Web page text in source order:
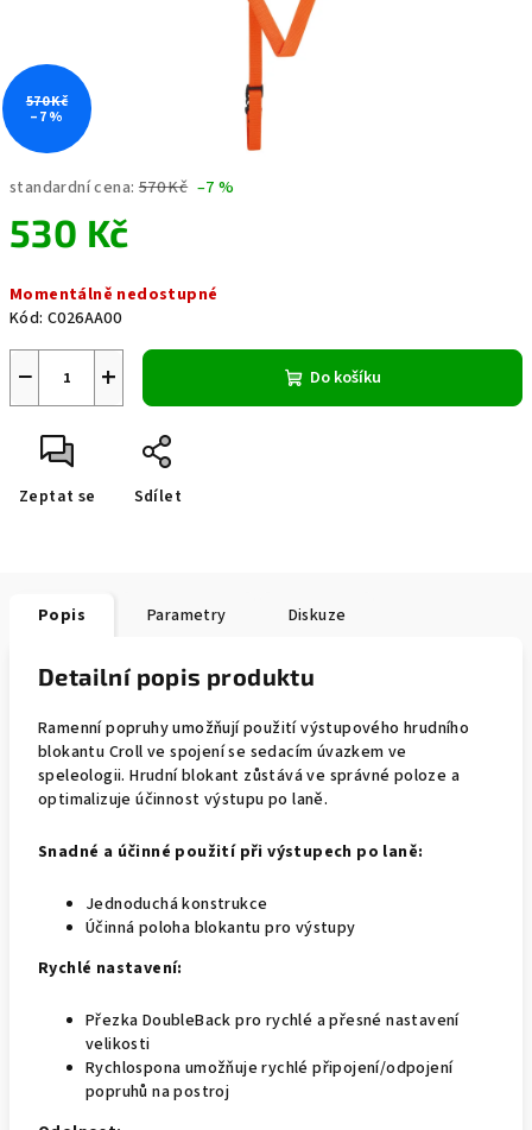
standardní cena: 570 Kč –7 %
530 Kč
cena:
Momentálně nedostupné
Kód: C026AA00
+
− Do košíku
Zeptat se Sdílet
570 Kč
–7 %
Popis Parametry Diskuze
Detailní popis produktu
Ramenní popruhy umožňují použití výstupového hrudního
blokantu Croll ve spojení se sedacím úvazkem ve
speleologii. Hrudní blokant zůstává ve správné poloze a
optimalizuje účinnost výstupu po laně.
Snadné a účinné použití při výstupech po laně:
Jednoduchá konstrukce
Účinná poloha blokantu pro výstupy
Rychlé nastavení:
Přezka DoubleBack pro rychlé a přesné nastavení
velikosti
Rychlospona umožňuje rychlé připojení/odpojení
popruhů na postroj